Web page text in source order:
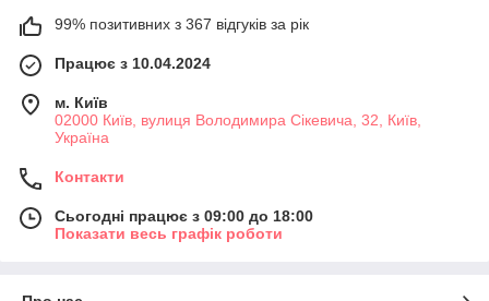
99% позитивних з 367 відгуків за рік
Працює з 10.04.2024
м. Київ
02000 Київ, вулиця Володимира Сікевича, 32, Київ,
Україна
Контакти
Сьогодні працює з 09:00 до 18:00
Показати весь графік роботи